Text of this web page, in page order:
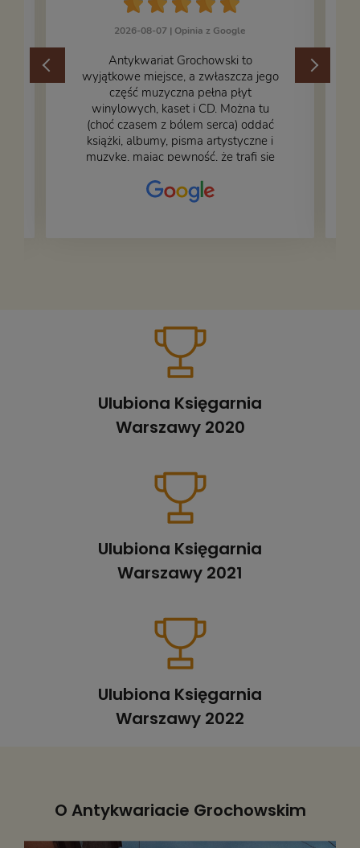
2026-08-07 | Opinia z Google
​Antykwariat Grochowski to
wyjątkowe miejsce, a zwłaszcza jego
część muzyczna pełna płyt
winylowych, kaset i CD. Można tu
(choć czasem z bólem serca) oddać
książki, albumy, pisma artystyczne i
muzykę, mając pewność, że trafi się
– nasze książki w trakcie
przepakowywania. Część oddaliśmy
Ulubiona Księgarnia
Warszawy 2020
Ulubiona Księgarnia
Warszawy 2021
Ulubiona Księgarnia
Warszawy 2022
O Antykwariacie Grochowskim